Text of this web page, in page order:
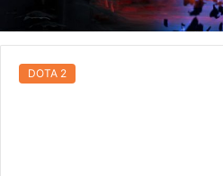
DOTA 2